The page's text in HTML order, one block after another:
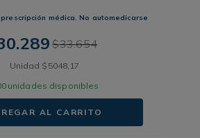
médica. No automedicarse
.289 $33.654
Unidad $ 5048, 17
unidades disponibles
AL CARRITO